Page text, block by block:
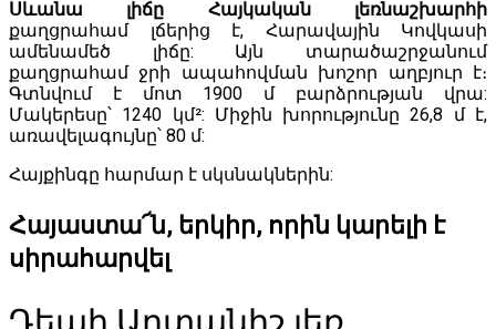
Սևանա լիճը Հայկական լեռնաշխարհի
քաղցրահամ լճերից է, Հարավային Կովկասի
ամենամեծ լիճը: Այն տարածաշրջանում
քաղցրահամ ջրի ապահովման խոշոր աղբյուր է։
Գտնվում է մոտ 1900 մ բարձրության վրա:
Մակերեսը՝ 1240 կմ²: Միջին խորությունը 26,8 մ է,
առավելագույնը՝ 80 մ:
Հայքինգը հարմար է սկսնակներին:
Հայաստա՜ն, երկիր, որին կարելի է
սիրահարվել